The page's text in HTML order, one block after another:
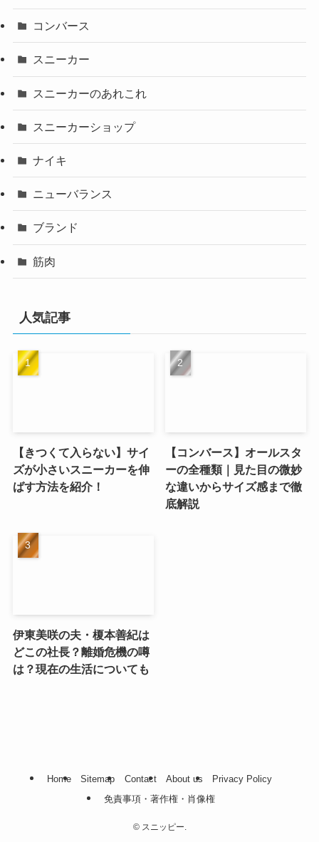
コンバース
スニーカー
スニーカーのあれこれ
スニーカーショップ
ナイキ
ニューバランス
ブランド
筋肉
人気記事
【きつくて入らない】サイ
ズが小さいスニーカーを伸
ばす方法を紹介！
【コンバース】オールスタ
ーの全種類｜見た目の微妙
な違いからサイズ感まで徹
底解説
伊東美咲の夫・榎本善紀は
どこの社長？離婚危機の噂
は？現在の生活についても
Home Sitemap Contact About us
Privacy Policy
免責事項・著作権・肖像権
©スニッピー.